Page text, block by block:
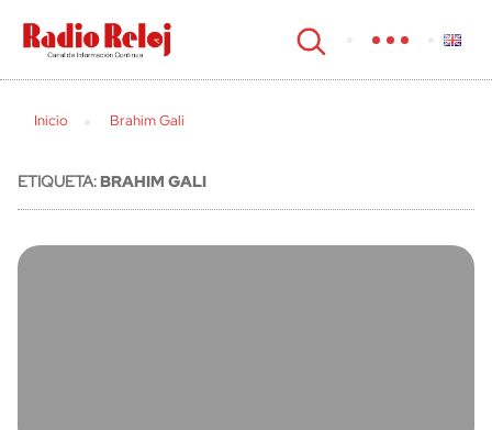
cerrar
Inicio Brahim Gali
ETIQUETA:BRAHIM GALI